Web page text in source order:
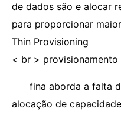
de dados são e alocar
para proporcionar
Thin Provisioning
< br > provisionamento
fina aborda a falta
alocação de